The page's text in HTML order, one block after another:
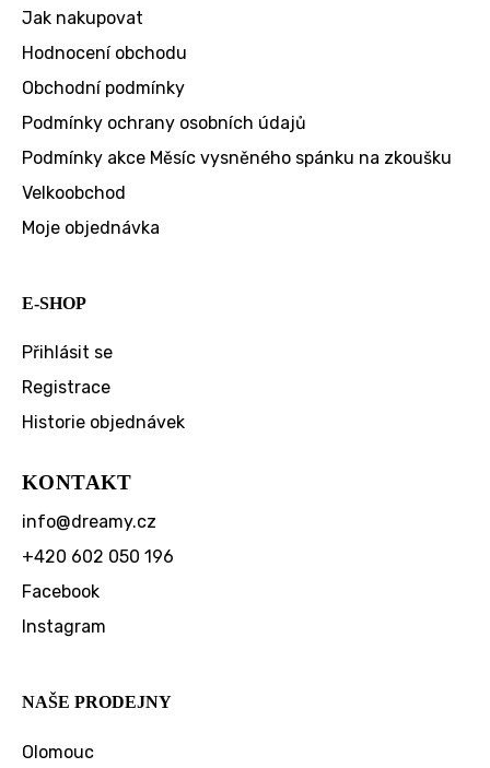
Jak nakupovat
Hodnocení obchodu
Obchodní podmínky
Podmínky ochrany osobních údajů
Podmínky akce Měsíc vysněného spánku na zkoušku
Velkoobchod
Moje objednávka
E-SHOP
Přihlásit se
Registrace
Historie objednávek
KONTAKT
info@dreamy.cz
+420 602 050 196
Facebook
Instagram
NAŠE PRODEJNY
Olomouc